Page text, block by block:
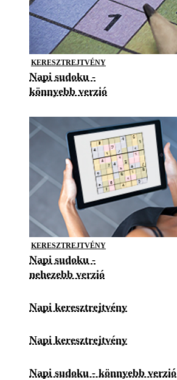
KERESZTREJTVÉNY
Napi sudoku -
könnyebb verzió
KERESZTREJTVÉNY
Napi sudoku -
nehezebb verzió
Napi keresztrejtvény
Napi keresztrejtvény
Napi sudoku - könnyebb verzió